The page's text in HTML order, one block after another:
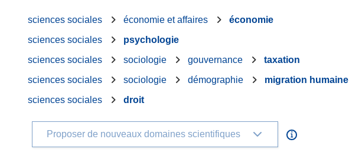
sciences sociales économie et affaires
économie
sciences sociales
psychologie
sciences sociales
sociologie gouvernance
taxation
sciences sociales
sociologie démographie
migration humaine
sciences sociales
droit
Proposer de nouveaux domaines scientifiques